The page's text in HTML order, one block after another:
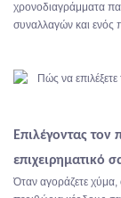
χρονοδιαγράμματα
συναλλαγών και ενός
Επιλέγοντας
επιχειρηματικό
Όταν αγοράζετε χύμα,